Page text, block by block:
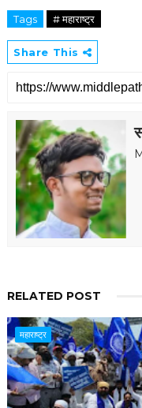
Tags # महाराष्ट्र
Share This
RELATED POST
महाराष्ट्र